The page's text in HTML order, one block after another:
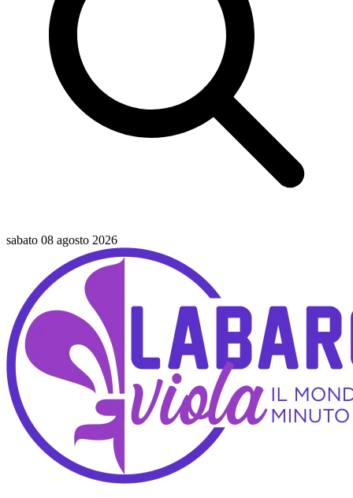
sabato 08 agosto 2026